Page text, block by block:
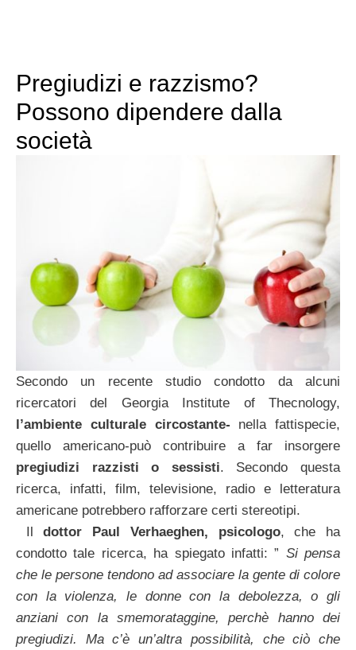
Pregiudizi e razzismo?
Possono dipendere dalla
società
Secondo un recente studio condotto da alcuni
ricercatori del Georgia Institute of Thecnology,
l’ambiente culturale circostante- nella fattispecie,
quello americano-può contribuire a far insorgere
pregiudizi razzisti o sessisti. Secondo questa
ricerca, infatti, film, televisione, radio e letteratura
americane potrebbero rafforzare certi stereotipi.
Ildottor Paul Verhaeghen, psicologo, che ha
condotto tale ricerca, ha spiegato infatti: ” Si pensa
che le persone tendono ad associare la gente di colore
con la violenza, le donne con la debolezza, o gli
anziani con la smemorataggine, perchè hanno dei
pregiudizi. Ma c’è un’altra possibilità, che ciò che